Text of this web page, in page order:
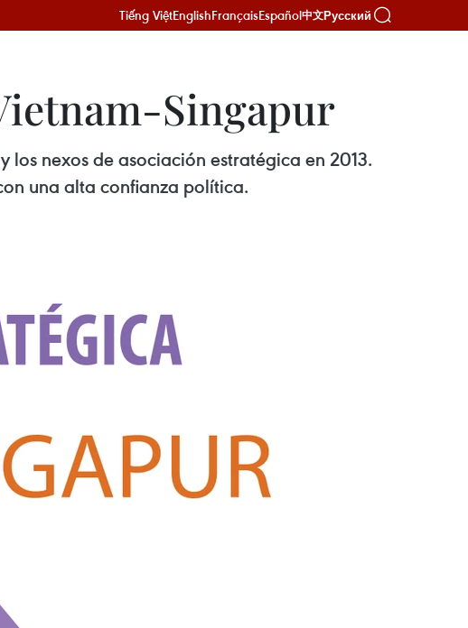
Tiếng ViệtEnglishFrançaisEspañol中文Русский
Singapur
nexos de asociación estratégica en 2013.
una alta confianza política.